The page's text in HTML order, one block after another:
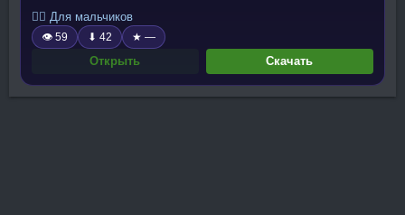
🧍‍♂️ Для мальчиков
👁 59 ⬇ 42 ★ —
Открыть Скачать